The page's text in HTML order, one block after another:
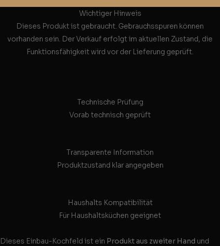
Wichtiger Hinweis
Dieses Produkt ist gebraucht. Gebrauchsspuren können
vorhanden sein. Der Verkauf erfolgt im aktuellen Zustand, die
Funktionsfähigkeit wird vor der Lieferung geprüft.
Technische Prüfung
Vorab technisch geprüft
Transparente Information
Produktzustand klar angegeben
Haushalts Kompatibilität
Für Haushaltsküchen geeignet
Dieses Einbau-Kochfeld ist ein Produkt aus zweiter Hand und